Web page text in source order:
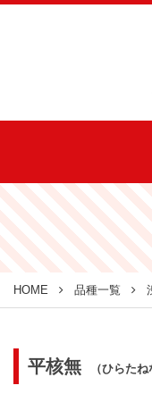
HOME 品種一覧
平核無 （ひらた